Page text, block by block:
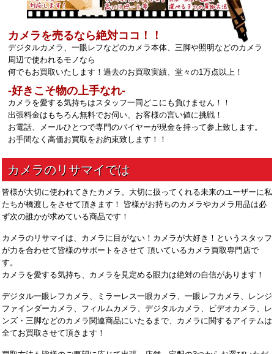
カメラを売るなら絶対ココ！！
デジタルカメラ、一眼レフなどのカメラ本体、三脚や照明などのカメラ
周辺で使われるモノなら
何でもお買取いたします！過去のお買取実績、堂々の1万点以上！
‐好きこそ物の上手なれ‐
カメラを愛する気持ちはスタッフ一同どこにも負けません！！
出張料金はもちろん無料でお伺い、お客様の言い値に挑戦！
お電話、メールひとつで専門のバイヤーが現金を持って参上致します。
お手間なく高価お買取をお約束致します！！
皆様が大切に使われてきたカメラ。大切に扱ってくれる未来のユーザーに私
たちが橋渡しをさせて頂きます！ 皆様がお持ちのカメラやカメラ用品は必
ず次の誰かが求めている商品です！
カメラのリサマイは、カメラに目がない！カメラが大好き！というスタッフ
が力を合わせて皆様のサポートをさせて 頂いているカメラ買取専門店で
す。
カメラを愛する気持ち、カメラを見定める眼力は絶対の自信があります！
デジタル一眼レフカメラ、ミラーレス一眼カメラ、一眼レフカメラ、レンジ
ファインダーカメラ、フィルムカメラ、デジタルカメラ、ビデオカメラ、レ
ンズ・三脚などのカメラ関連商品にいたるまで、カメラに関するアイテムは
全てお買取させて頂きます！